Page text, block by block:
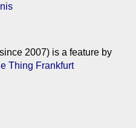
2007) is a feature by
Thing Frankfurt